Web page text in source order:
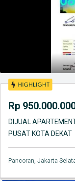
Rp
DIJUAL
PUSAT KOTA DEKAT
Pancoran, Jakarta